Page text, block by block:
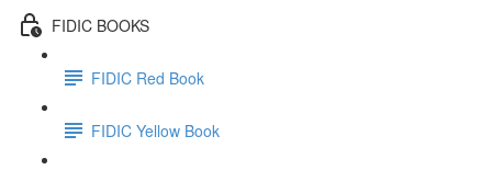
FIDIC BOOKS
FIDIC Red Book
FIDIC Yellow Book